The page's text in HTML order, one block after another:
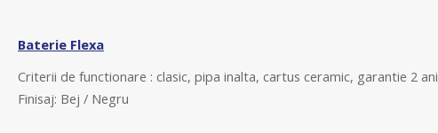
Baterie Flexa
Criterii de functionare : clasic, pipa inalta, cartus ceramic, garantie 2 ani
Finisaj: Bej / Negru